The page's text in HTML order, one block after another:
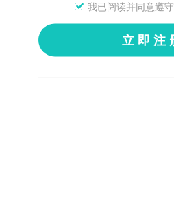
我已阅读并同意遵守
立即注